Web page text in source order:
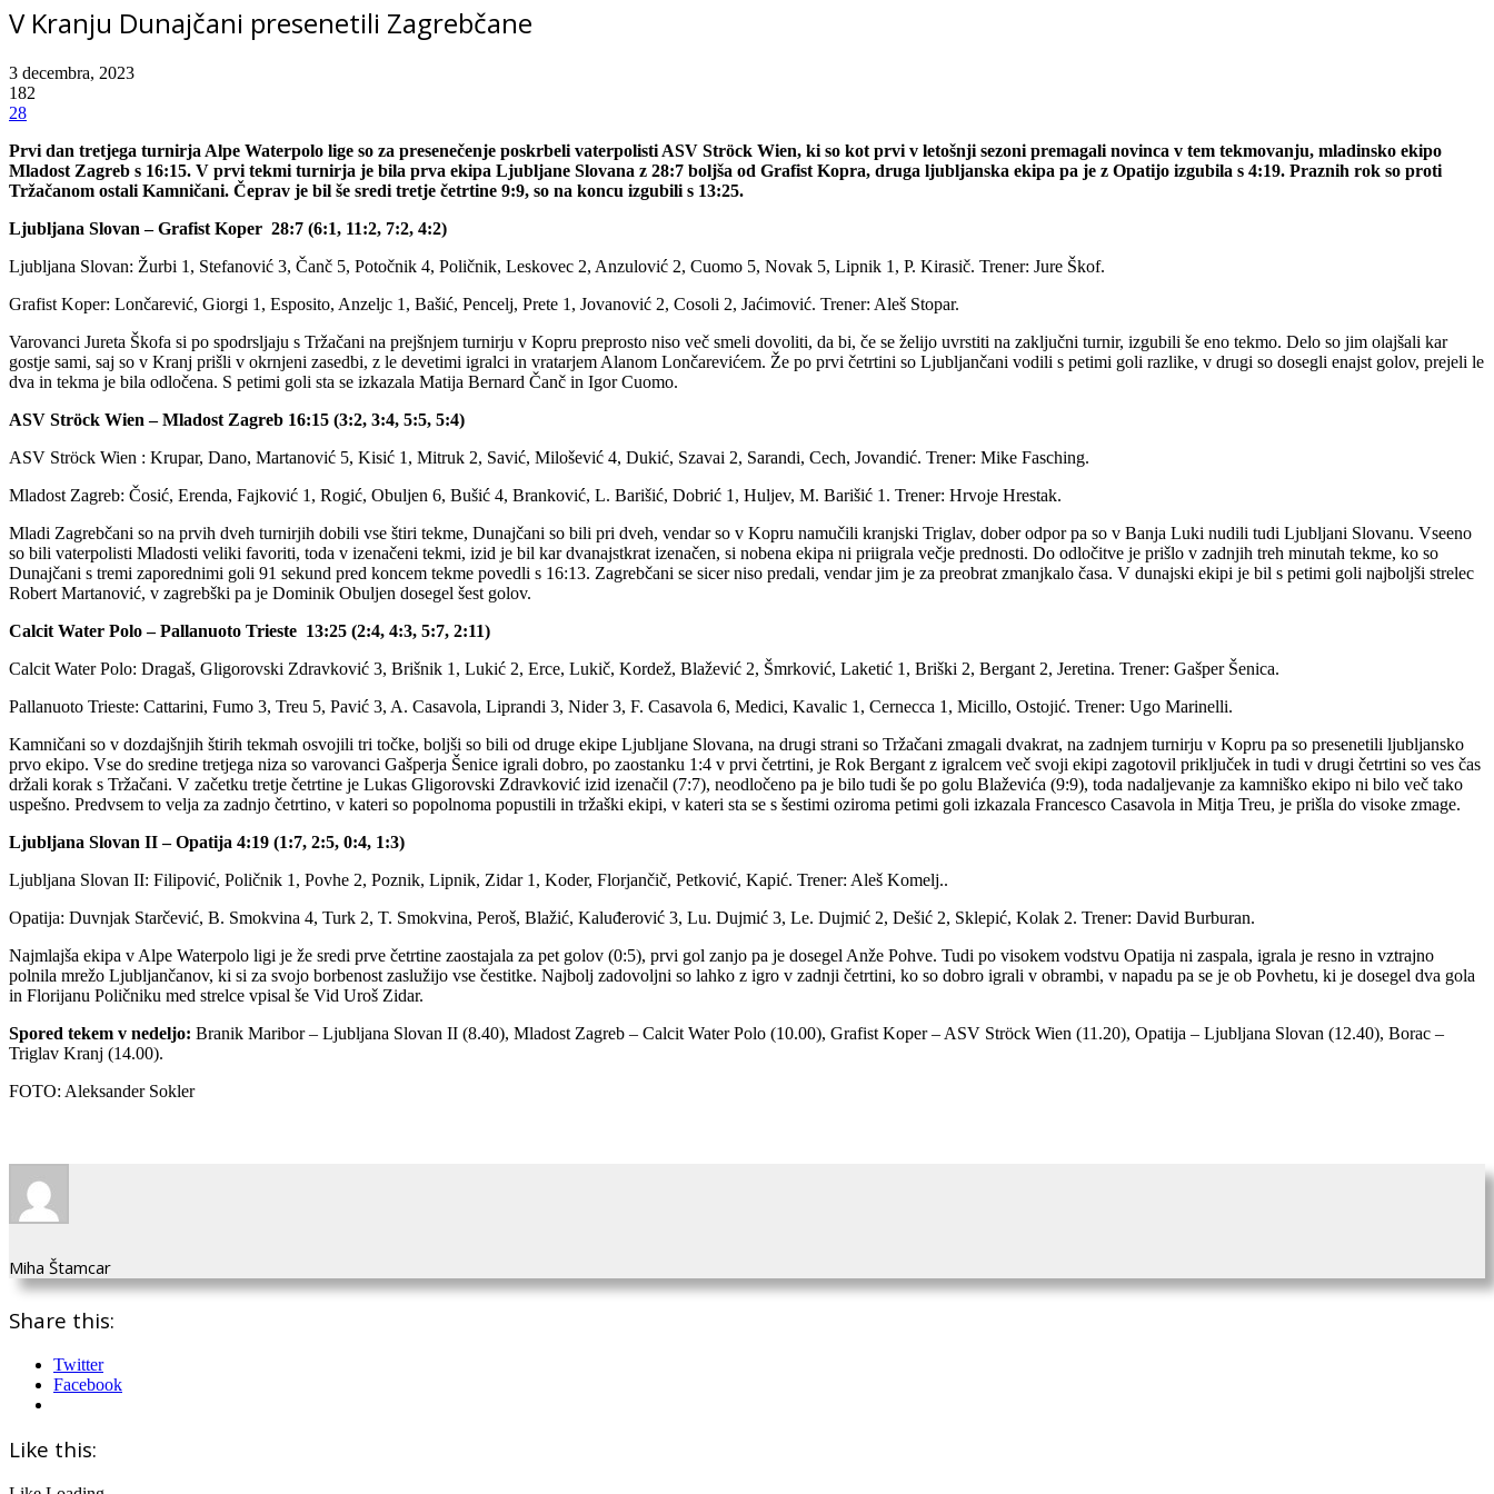
V Kranju Dunajčani presenetili Zagrebčane
3 decembra, 2023
182
28
Prvi dan tretjega turnirja Alpe Waterpolo lige so za presenečenje poskrbeli vaterpolisti ASV Ströck Wien, ki so kot prvi v letošnji sezoni premagali novinca v tem tekmovanju, mladinsko ekipo
Mladost Zagreb s 16:15. V prvi tekmi turnirja je bila prva ekipa Ljubljane Slovana z 28:7 boljša od Grafist Kopra, druga ljubljanska ekipa pa je z Opatijo izgubila s 4:19. Praznih rok so proti
Tržačanom ostali Kamničani. Čeprav je bil še sredi tretje četrtine 9:9, so na koncu izgubili s 13:25.
Ljubljana Slovan – Grafist Koper 28:7 (6:1, 11:2, 7:2, 4:2)
Ljubljana Slovan: Žurbi 1, Stefanović 3, Čanč 5, Potočnik 4, Poličnik, Leskovec 2, Anzulović 2, Cuomo 5, Novak 5, Lipnik 1, P. Kirasič. Trener: Jure Škof.
Grafist Koper: Lončarević, Giorgi 1, Esposito, Anzeljc 1, Bašić, Pencelj, Prete 1, Jovanović 2, Cosoli 2, Jaćimović. Trener: Aleš Stopar.
Varovanci Jureta Škofa si po spodrsljaju s Tržačani na prejšnjem turnirju v Kopru preprosto niso več smeli dovoliti, da bi, če se želijo uvrstiti na zaključni turnir, izgubili še eno tekmo. Delo so jim olajšali kar
gostje sami, saj so v Kranj prišli v okrnjeni zasedbi, z le devetimi igralci in vratarjem Alanom Lončarevićem. Že po prvi četrtini so Ljubljančani vodili s petimi goli razlike, v drugi so dosegli enajst golov, prejeli le
dva in tekma je bila odločena. S petimi goli sta se izkazala Matija Bernard Čanč in Igor Cuomo.
ASV Ströck Wien – Mladost Zagreb 16:15 (3:2, 3:4, 5:5, 5:4)
ASV Ströck Wien : Krupar, Dano, Martanović 5, Kisić 1, Mitruk 2, Savić, Milošević 4, Dukić, Szavai 2, Sarandi, Cech, Jovandić. Trener: Mike Fasching.
Mladost Zagreb: Čosić, Erenda, Fajković 1, Rogić, Obuljen 6, Bušić 4, Branković, L. Barišić, Dobrić 1, Huljev, M. Barišić 1. Trener: Hrvoje Hrestak.
Mladi Zagrebčani so na prvih dveh turnirjih dobili vse štiri tekme, Dunajčani so bili pri dveh, vendar so v Kopru namučili kranjski Triglav, dober odpor pa so v Banja Luki nudili tudi Ljubljani Slovanu. Vseeno
so bili vaterpolisti Mladosti veliki favoriti, toda v izenačeni tekmi, izid je bil kar dvanajstkrat izenačen, si nobena ekipa ni priigrala večje prednosti. Do odločitve je prišlo v zadnjih treh minutah tekme, ko so
Dunajčani s tremi zaporednimi goli 91 sekund pred koncem tekme povedli s 16:13. Zagrebčani se sicer niso predali, vendar jim je za preobrat zmanjkalo časa. V dunajski ekipi je bil s petimi goli najboljši strelec
Robert Martanović, v zagrebški pa je Dominik Obuljen dosegel šest golov.
Calcit Water Polo – Pallanuoto Trieste 13:25 (2:4, 4:3, 5:7, 2:11)
Calcit Water Polo: Dragaš, Gligorovski Zdravković 3, Brišnik 1, Lukić 2, Erce, Lukič, Kordež, Blažević 2, Šmrković, Laketić 1, Briški 2, Bergant 2, Jeretina. Trener: Gašper Šenica.
Pallanuoto Trieste: Cattarini, Fumo 3, Treu 5, Pavić 3, A. Casavola, Liprandi 3, Nider 3, F. Casavola 6, Medici, Kavalic 1, Cernecca 1, Micillo, Ostojić. Trener: Ugo Marinelli.
Kamničani so v dozdajšnjih štirih tekmah osvojili tri točke, boljši so bili od druge ekipe Ljubljane Slovana, na drugi strani so Tržačani zmagali dvakrat, na zadnjem turnirju v Kopru pa so presenetili ljubljansko
prvo ekipo. Vse do sredine tretjega niza so varovanci Gašperja Šenice igrali dobro, po zaostanku 1:4 v prvi četrtini, je Rok Bergant z igralcem več svoji ekipi zagotovil priključek in tudi v drugi četrtini so ves čas
držali korak s Tržačani. V začetku tretje četrtine je Lukas Gligorovski Zdravković izid izenačil (7:7), neodločeno pa je bilo tudi še po golu Blaževića (9:9), toda nadaljevanje za kamniško ekipo ni bilo več tako
uspešno. Predvsem to velja za zadnjo četrtino, v kateri so popolnoma popustili in tržaški ekipi, v kateri sta se s šestimi oziroma petimi goli izkazala Francesco Casavola in Mitja Treu, je prišla do visoke zmage.
Ljubljana Slovan II – Opatija 4:19 (1:7, 2:5, 0:4, 1:3)
Ljubljana Slovan II: Filipović, Poličnik 1, Povhe 2, Poznik, Lipnik, Zidar 1, Koder, Florjančič, Petković, Kapić. Trener: Aleš Komelj..
Opatija: Duvnjak Starčević, B. Smokvina 4, Turk 2, T. Smokvina, Peroš, Blažić, Kaluđerović 3, Lu. Dujmić 3, Le. Dujmić 2, Dešić 2, Sklepić, Kolak 2. Trener: David Burburan.
Najmlajša ekipa v Alpe Waterpolo ligi je že sredi prve četrtine zaostajala za pet golov (0:5), prvi gol zanjo pa je dosegel Anže Pohve. Tudi po visokem vodstvu Opatija ni zaspala, igrala je resno in vztrajno
polnila mrežo Ljubljančanov, ki si za svojo borbenost zaslužijo vse čestitke. Najbolj zadovoljni so lahko z igro v zadnji četrtini, ko so dobro igrali v obrambi, v napadu pa se je ob Povhetu, ki je dosegel dva gola
in Florijanu Poličniku med strelce vpisal še Vid Uroš Zidar.
Spored tekem v nedeljo: Branik Maribor – Ljubljana Slovan II (8.40), Mladost Zagreb – Calcit Water Polo (10.00), Grafist Koper – ASV Ströck Wien (11.20), Opatija – Ljubljana Slovan (12.40), Borac –
Triglav Kranj (14.00).
FOTO: Aleksander Sokler
Miha Štamcar
Share this:
Twitter
Facebook
Like this: